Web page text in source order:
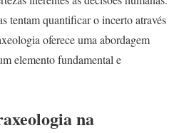
tentam quantificar o incerto através
oferece uma abordagem
elemento fundamental e
na